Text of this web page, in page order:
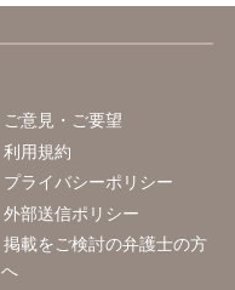
ご意見・ご要望
利用規約
プライバシーポリシー
外部送信ポリシー
掲載をご検討の弁護士の方
へ